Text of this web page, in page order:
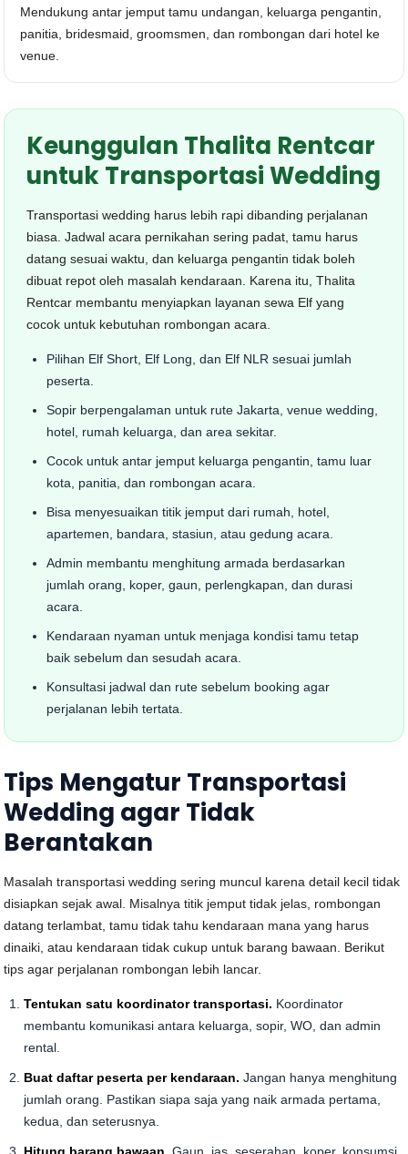
Mendukung antar jemput tamu undangan, keluarga pengantin,
panitia, bridesmaid, groomsmen, dan rombongan dari hotel ke
venue.
Keunggulan Thalita Rentcar
untuk Transportasi Wedding
Transportasi wedding harus lebih rapi dibanding perjalanan
biasa. Jadwal acara pernikahan sering padat, tamu harus
datang sesuai waktu, dan keluarga pengantin tidak boleh
dibuat repot oleh masalah kendaraan. Karena itu, Thalita
Rentcar membantu menyiapkan layanan sewa Elf yang
cocok untuk kebutuhan rombongan acara.
Pilihan Elf Short, Elf Long, dan Elf NLR sesuai jumlah
peserta.
Sopir berpengalaman untuk rute Jakarta, venue wedding,
hotel, rumah keluarga, dan area sekitar.
Cocok untuk antar jemput keluarga pengantin, tamu luar
kota, panitia, dan rombongan acara.
Bisa menyesuaikan titik jemput dari rumah, hotel,
apartemen, bandara, stasiun, atau gedung acara.
Admin membantu menghitung armada berdasarkan
jumlah orang, koper, gaun, perlengkapan, dan durasi
acara.
Kendaraan nyaman untuk menjaga kondisi tamu tetap
baik sebelum dan sesudah acara.
Konsultasi jadwal dan rute sebelum booking agar
perjalanan lebih tertata.
Tips Mengatur Transportasi
Wedding agar Tidak
Berantakan
Masalah transportasi wedding sering muncul karena detail kecil tidak
disiapkan sejak awal. Misalnya titik jemput tidak jelas, rombongan
datang terlambat, tamu tidak tahu kendaraan mana yang harus
dinaiki, atau kendaraan tidak cukup untuk barang bawaan. Berikut
tips agar perjalanan rombongan lebih lancar.
Tentukan satu koordinator transportasi. Koordinator
membantu komunikasi antara keluarga, sopir, WO, dan admin
rental.
Buat daftar peserta per kendaraan. Jangan hanya menghitung
jumlah orang. Pastikan siapa saja yang naik armada pertama,
kedua, dan seterusnya.